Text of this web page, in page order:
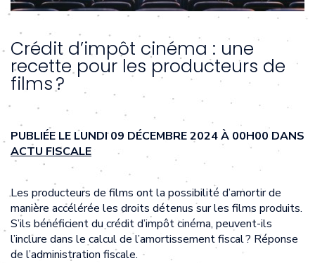
Crédit d’impôt cinéma : une
recette pour les producteurs de
films ?
PUBLIÉE LE LUNDI 09 DÉCEMBRE 2024 À 00H00 DANS
ACTU FISCALE
Les producteurs de films ont la possibilité d’amortir de
manière accélérée les droits détenus sur les films produits.
S’ils bénéficient du crédit d’impôt cinéma, peuvent-ils
l’inclure dans le calcul de l’amortissement fiscal ? Réponse
de l’administration fiscale.